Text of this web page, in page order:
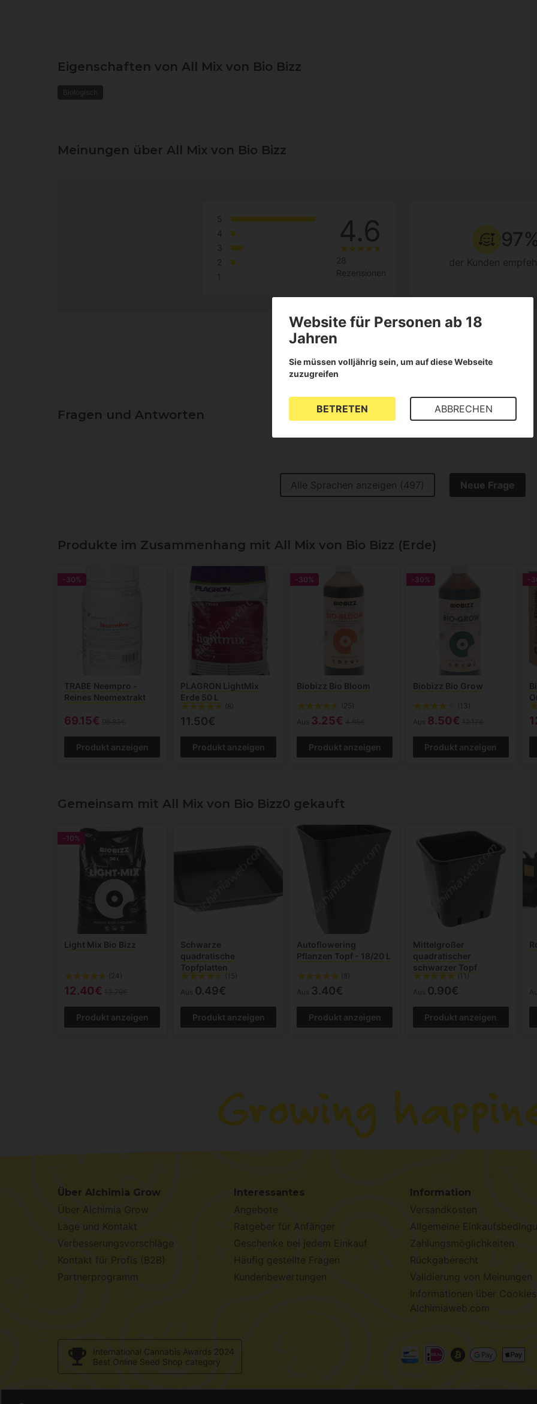
Eigenschaften von All Mix von Bio Bizz
Biologisch
Meinungen über All Mix von Bio Bizz
5
4
3
2
1
4.6
28
Rezensionen
97%
der Kunden
Fragen und Antworten
Alle Sprachen anzeigen (497) Neue Frage
Produkte im Zusammenhang mit All Mix von Bio Bizz (Erde)
-30%
TRABE Neempro -
Reines Neemextrakt
69.15€
Produkt anzeigen
PLAGRON LightMix
Erde 50 L
(8)
11.50€
Produkt anzeigen
-30%
Biobizz Bio Bloom
(25)
Aus 3.25€
Produkt anzeigen
-30%
Biobizz Bio Grow
(13)
Aus 8.50€
Produkt anzeigen
-
Gemeinsam mit All Mix von Bio Bizz0 gekauft
-10%
Light Mix Bio Bizz
(24)
12.40€
Produkt anzeigen
Schwarze
quadratische
Topfplatten
(15)
Aus 0.49€
Produkt anzeigen
Autoflowering
Pflanzen Topf - 18/20 L
(8)
Aus 3.40€
Produkt anzeigen
Mittelgroßer
quadratischer
schwarzer Topf
(11)
Aus 0.90€
Produkt anzeigen
Über Alchimia Grow
Über Alchimia Grow
Lage und Kontakt
Verbesserungsvorschläge
Kontakt für Profis (B2B)
Partnerprogramm
Interessantes
Angebote
Ratgeber für Anfänger
Geschenke bei jedem Einkauf
Häufig gestellte Fragen
Kundenbewertungen
Information
Versandkosten
Allgemeine
Zahlungsmöglichkeiten
Rückgaberecht
Validierung von Meinungen
Informationen über
Alchimiaweb.com
International Cannabis Awards 2024
Best Online Seed Shop category
Website für Personen ab 18
Jahren
Sie müssen volljährig sein, um auf diese Webseite
zuzugreifen
BETRETEN ABBRECHEN